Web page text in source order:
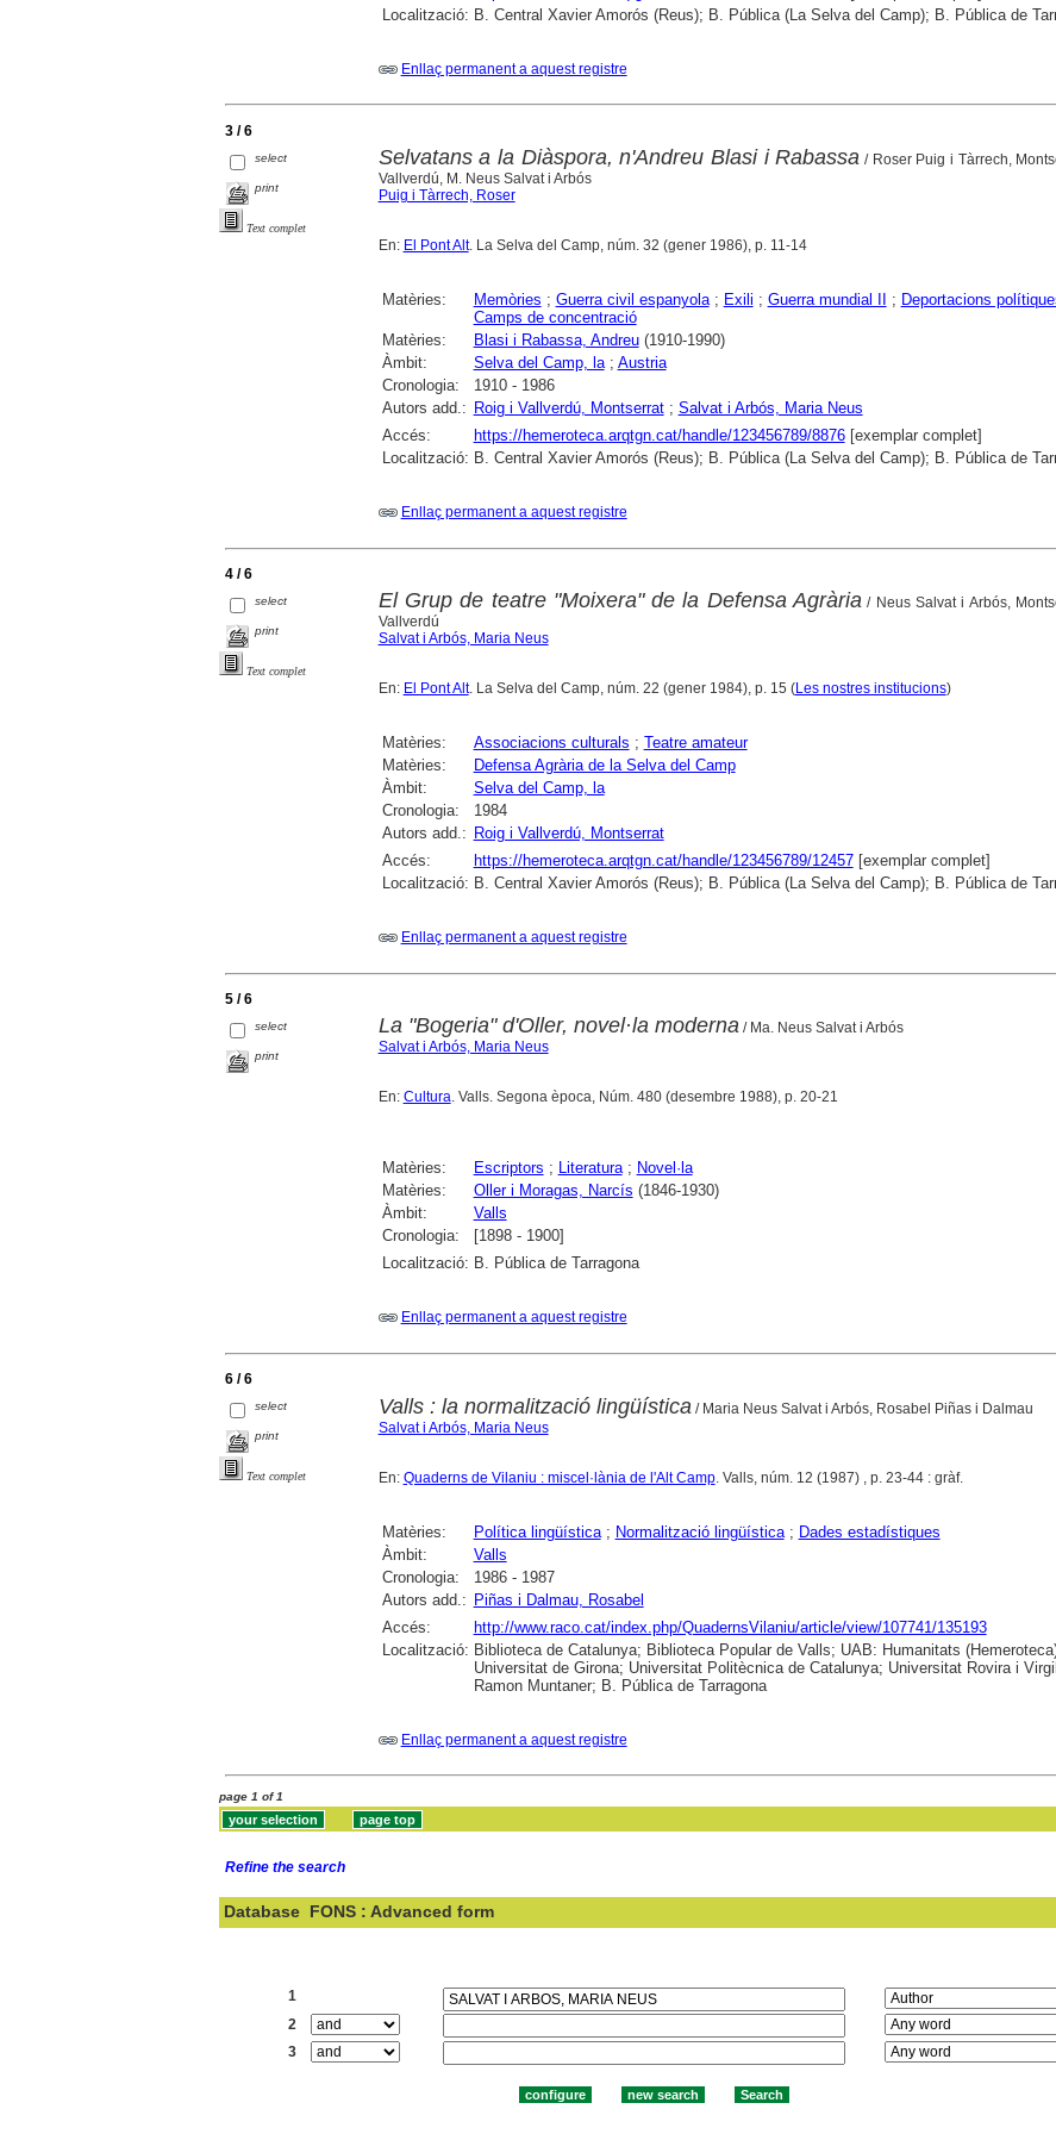
Localització: B. Central Xavier Amorós (Reus); B. Pública (La Selva del Camp); B. Pública de
Enllaç permanent a aquest registre
3 / 6
select
print
Text complet
Selvatans a la Diàspora, n'Andreu Blasi i Rabassa / Roser Puig i Tàrrech,
Vallverdú, M. Neus Salvat i Arbós
Puig i Tàrrech, Roser
En: El Pont Alt. La Selva del Camp, núm. 32 (gener 1986), p. 11-14
Matèries: Memòries ; Guerra civil espanyola; Exili ; Guerra mundial II ; Deportacions
Camps de concentració
Matèries:
Blasi i Rabassa, Andreu(1910-1990)
Àmbit:
Selva del Camp, la; Austria
Cronologia:
1910 - 1986
Autors add.: Roig i Vallverdú, Montserrat; Salvat i Arbós, Maria Neus
Accés:
https://hemeroteca.arqtgn.cat/handle/123456789/8876[exemplar complet]
Localització: B. Central Xavier Amorós (Reus); B. Pública (La Selva del Camp); B. Pública de
Enllaç permanent a aquest registre
4 / 6
select
print
Text complet
El Grup de teatre "Moixera" de la Defensa Agrària / Neus Salvat i Arbós,
Vallverdú
Salvat i Arbós, Maria Neus
En: El Pont Alt. La Selva del Camp, núm. 22 (gener 1984), p. 15 (Les nostres institucions)
Matèries: Associacions culturals ; Teatre amateur
Matèries:
Defensa Agrària de la Selva del Camp
Àmbit:
Selva del Camp, la
Cronologia:
1984
Autors add.: Roig i Vallverdú, Montserrat
Accés:
https://hemeroteca.arqtgn.cat/handle/123456789/12457[exemplar complet]
Localització: B. Central Xavier Amorós (Reus); B. Pública (La Selva del Camp); B. Pública de
Enllaç permanent a aquest registre
5 / 6
select
print
La "Bogeria" d'Oller, novel·la moderna/ Ma. Neus Salvat i Arbós
Salvat i Arbós, Maria Neus
En: Cultura. Valls. Segona època, Núm. 480 (desembre 1988), p. 20-21
Matèries: Escriptors ; Literatura; Novel·la
Matèries:
Oller i Moragas, Narcís (1846-1930)
Àmbit:
Valls
Cronologia:
[1898 - 1900]
Localització: B. Pública de Tarragona
Enllaç permanent a aquest registre
6 / 6
select
print
Text complet
Valls : la normalització lingüística / Maria Neus Salvat i Arbós, Rosabel Piñas i Dalmau
Salvat i Arbós, Maria Neus
En: Quaderns de Vilaniu : miscel·lània de l'Alt Camp. Valls, núm. 12 (1987) , p. 23-44 : gràf.
Matèries: Política lingüística; Normalització lingüística; Dades estadístiques
Àmbit:
Valls
Cronologia:
1986 - 1987
Autors add.: Piñas i Dalmau, Rosabel
Accés:
http://www.raco.cat/index.php/QuadernsVilaniu/article/view/107741/135193
Localització: Biblioteca de Catalunya; Biblioteca Popular de Valls; UAB: Humanitats
Universitat de Girona; Universitat Politècnica de Catalunya; Universitat Rovira i
Ramon Muntaner; B. Pública de Tarragona
Enllaç permanent a aquest registre
page 1 of 1
Refine the search
Database FONS : Advanced form
1
2
3